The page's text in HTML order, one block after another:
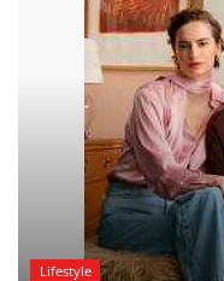
Lifestyle